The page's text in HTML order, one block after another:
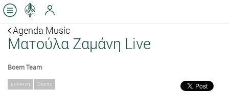
Agenda Music
Ματούλα Ζαμάνη Live
Boem Team
μουσική Σύρος